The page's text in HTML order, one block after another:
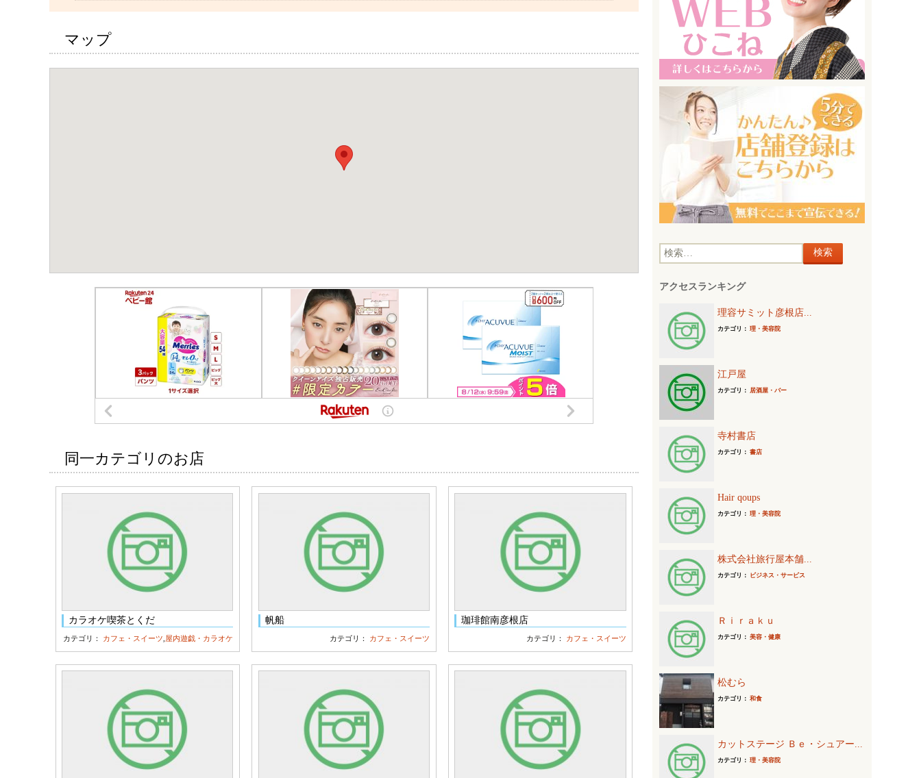
マップ
同一カテゴリのお店
カラオケ喫茶とくだ
カテゴリ： カフェ・スイーツ 屋内遊戯・カラオケ
帆船
カテゴリ： カフェ・スイーツ
珈琲館南彦根店
カテゴリ： カフェ・スイーツ
検
:アクセスランキング
理容サミット彦根店...
カテゴリ： 理・美容院
江戸屋
カテゴリ： 居酒屋・バー
寺村書店
カテゴリ： 書店
Hair qoups
カテゴリ： 理・美容院
株式会社旅行屋本舗...
カテゴリ： ビジネス・サービス
Ｒｉｒａｋｕ
カテゴリ： 美容・健康
松むら
カテゴリ： 和食
カットステージ Ｂｅ・シュアー...
カテゴリ： 理・美容院